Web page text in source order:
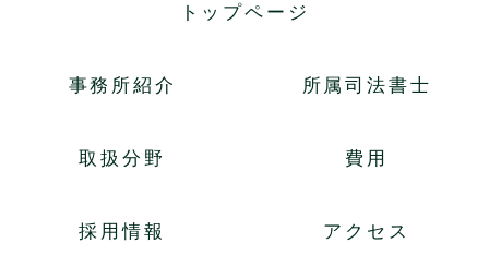
トップページ
事務所紹介 所属司法書士
取扱分野 費用
採用情報 アクセス